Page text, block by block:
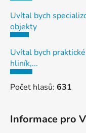
Uvítal bych
objekty
Uvítal bych
hliník,...
Počet hlasů: 631
Informace pro